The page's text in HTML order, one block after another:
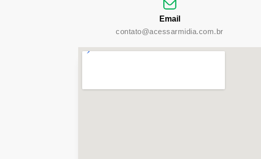
Email
contato@acessarmidia.com.br